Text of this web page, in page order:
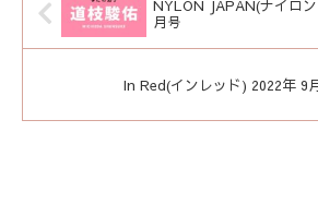
NYLON JAPAN(ナイロ
月号
In Red(インレッド) 2022年 9